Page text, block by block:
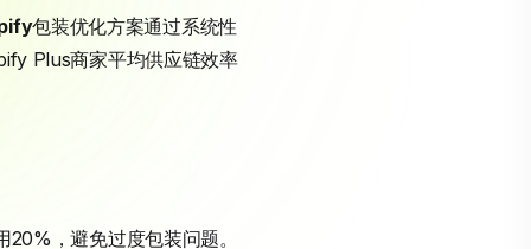
包装优化方案通过系统性
Plus商家平均供应链效率
，避免过度包装问题。